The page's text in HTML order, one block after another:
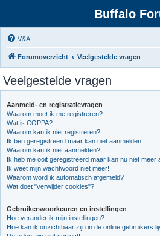
Buffalo
V&A
Forumoverzicht Veelgestelde vragen
Veelgestelde vragen
Aanmeld- en registratievragen
Waarom moet ik me registreren?
Wat is COPPA?
Waarom kan ik niet registreren?
Ik ben geregistreerd maar kan niet aanmelden!
Waarom kan ik niet aanmelden?
Ik heb me ooit geregistreerd maar kan nu niet meer
Ik weet mijn wachtwoord niet meer!
Waarom word ik automatisch afgemeld?
Wat doet "verwijder cookies"?
Gebruikersvoorkeuren en instellingen
Hoe verander ik mijn instellingen?
Hoe kan ik onzichtbaar zijn in de online gebruikers